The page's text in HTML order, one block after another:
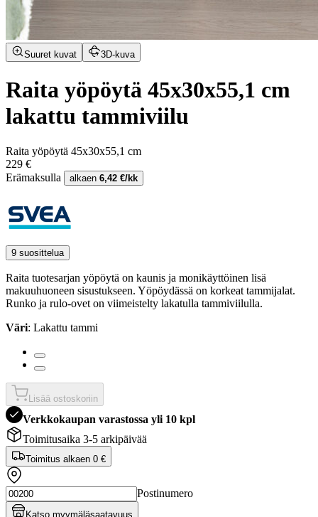
Suuret kuvat 3D-kuva
Raita yöpöytä 45x30x55,1 cm
lakattu tammiviilu
Raita yöpöytä 45x30x55,1 cm
229 €
Erämaksulla
alkaen 6,42 €/kk
9 suosittelua
Raita tuotesarjan yöpöytä on kaunis ja monikäyttöinen lisä
makuuhuoneen sisustukseen. Yöpöydässä on korkeat tammijalat.
Runko ja rulo-ovet on viimeistelty lakatulla tammiviilulla.
Väri: Lakattu tammi
Lisää ostoskoriin
Verkkokaupan varastossa yli 10 kpl
Toimitusaika 3-5 arkipäivää
Toimitus alkaen 0 €
Postinumero
Katso myymäläsaatavuus